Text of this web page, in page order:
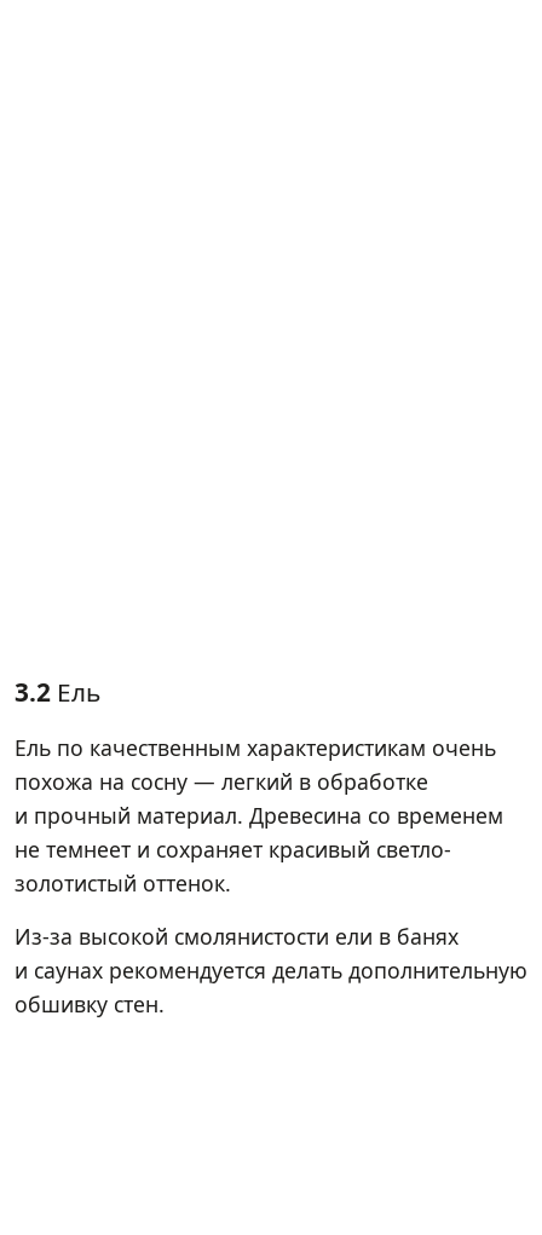
3.2 Ель
Ель по качественным характеристикам очень
похожа на сосну — легкий в обработке
и прочный материал. Древесина со временем
не темнеет и сохраняет красивый светло-
золотистый оттенок.
Из-за высокой смолянистости ели в банях
и саунах рекомендуется делать дополнительную
обшивку стен.